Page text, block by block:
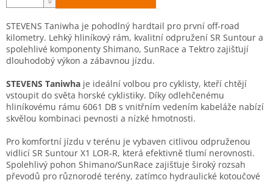
STEVENS Taniwha je pohodlný hardtail pro první off-road
kilometry. Lehký hliníkový rám, kvalitní odpružení SR Suntour a
spolehlivé komponenty Shimano, SunRace a Tektro zajišťují
dlouhodobý výkon a zábavnou jízdu.
STEVENS Taniwha je ideální volbou pro cyklisty, kteří chtějí
vstoupit do světa horské cyklistiky. Díky odlehčenému
hliníkovému rámu 6061 DB s vnitřním vedením kabeláže nabízí
skvělou kombinaci pevnosti a nízké hmotnosti.
Pro komfortní jízdu v terénu je vybaven citlivou odpruženou
vidlicí SR Suntour X1 LOR-R, která efektivně tlumí nerovnosti.
Spolehlivý pohon Shimano/SunRace zajišťuje široký rozsah
převodů pro různorodé terény, zatímco hydraulické kotoučové